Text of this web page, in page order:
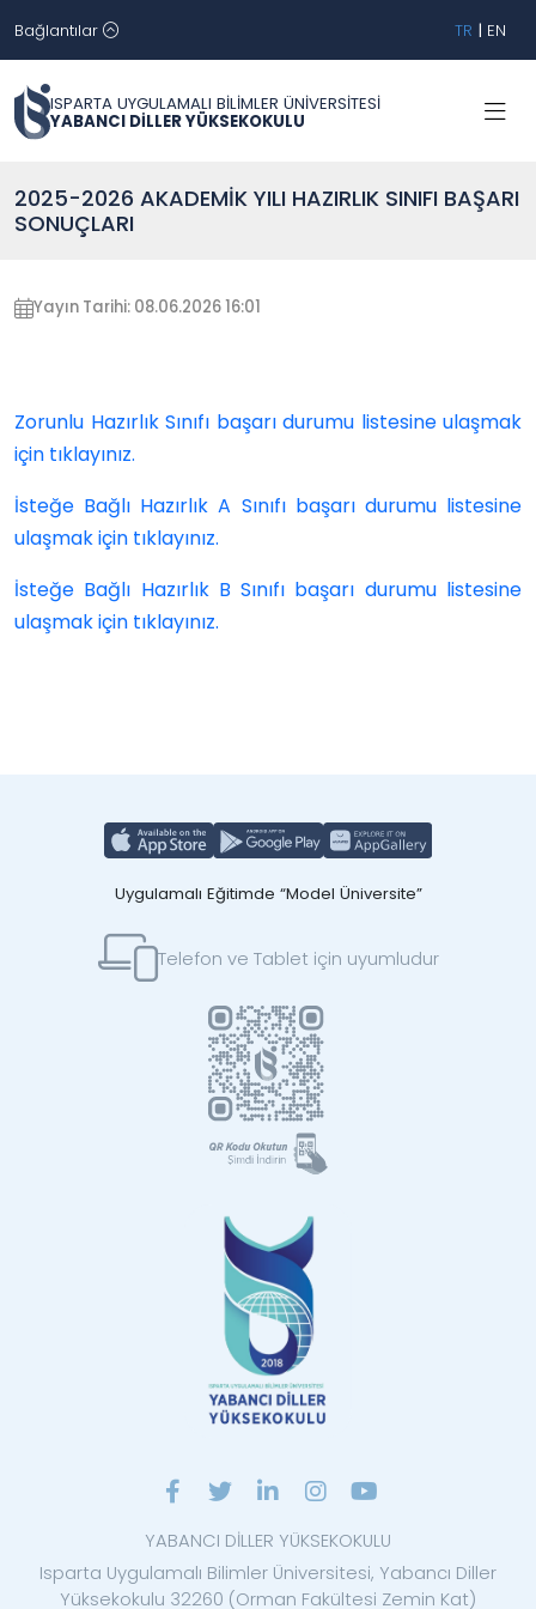
Bağlantılar TR | EN
ISPARTA UYGULAMALI BİLİMLER ÜNİVERSİTESİ
YABANCI DİLLER YÜKSEKOKULU
2025-2026 AKADEMİK YILI HAZIRLIK SINIFI BAŞARI
SONUÇLARI
Yayın Tarihi: 08.06.2026 16:01
Zorunlu Hazırlık Sınıfı başarı durumu listesine ulaşmak
için tıklayınız.
İsteğe Bağlı Hazırlık A Sınıfı başarı durumu listesine
ulaşmak için tıklayınız.
İsteğe Bağlı Hazırlık B Sınıfı başarı durumu listesine
ulaşmak için tıklayınız.
Uygulamalı Eğitimde “Model Üniversite”
Telefon ve Tablet için uyumludur
YABANCI DİLLER YÜKSEKOKULU
Isparta Uygulamalı Bilimler Üniversitesi, Yabancı Diller
Yüksekokulu 32260 (Orman Fakültesi Zemin Kat)